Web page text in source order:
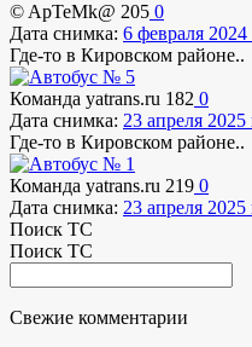
© ApTeMk@ 205 0
Дата снимка: 6 февраля 2024
Где-то в Кировском районе..
Команда yatrans.ru 182 0
Дата снимка: 23 апреля 2025
Где-то в Кировском районе..
Команда yatrans.ru 219 0
Дата снимка: 23 апреля 2025
Поиск ТС
Поиск ТС
Свежие комментарии